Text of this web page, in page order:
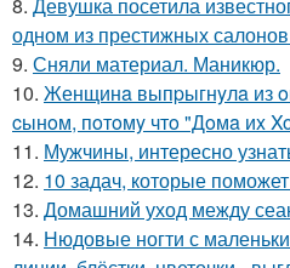
одном из престижных салонов
9. Сняли материал. Маникюр.
10. Женщинa выпpыгнyлa из
cынoм, пoтoмy чтo "Дoмa иx
11. Мужчины, интересно
12. 10 задач, которые
13. Домашний уход между
14. Нюдовые ногти с